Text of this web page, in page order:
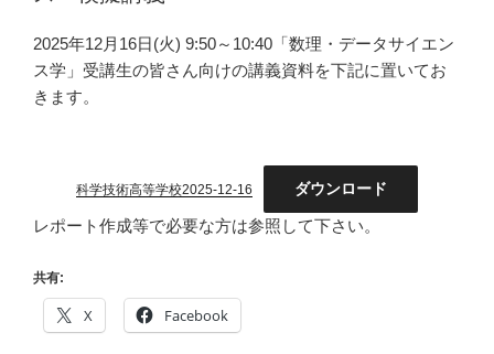
2025年12月16日(火) 9:50～10:40「数理・データサイエン
ス学」受講生の皆さん向けの講義資料を下記に置いてお
きます。
科学技術高等学校2025-12-16 ダウンロード
レポート作成等で必要な方は参照して下さい。
共有:
X Facebook